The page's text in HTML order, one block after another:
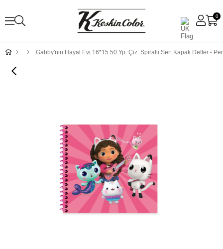
0
Gabby'nin Hayal Evi 16*15 50 Yp. Çiz. Spiralli Sert Kapak Defter -